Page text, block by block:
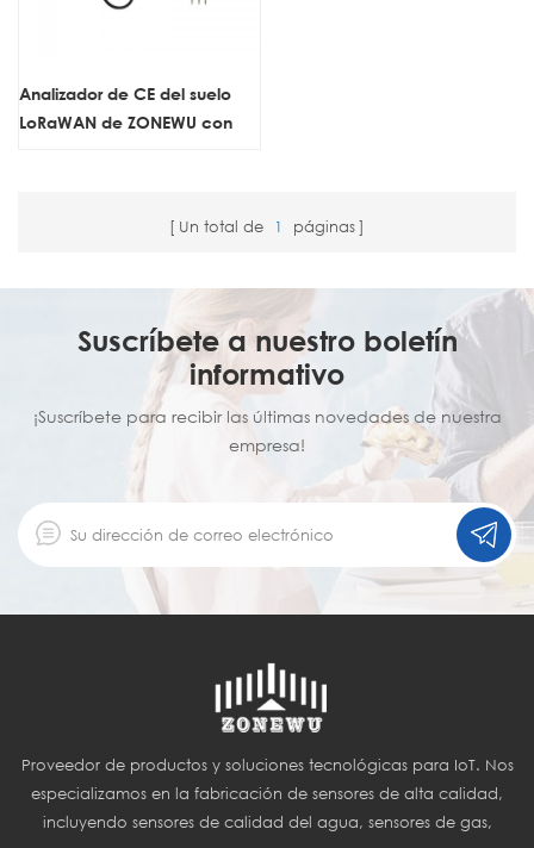
Analizador de CE del suelo
LoRaWAN de ZONEWU con
Un total de 1 páginas
Suscríbete a nuestro boletín
informativo
¡Suscríbete para recibir las últimas novedades de nuestra
empresa!
Proveedor de productos y soluciones tecnológicas para IoT. Nos
especializamos en la fabricación de sensores de alta calidad,
incluyendo sensores de calidad del agua, sensores de gas,